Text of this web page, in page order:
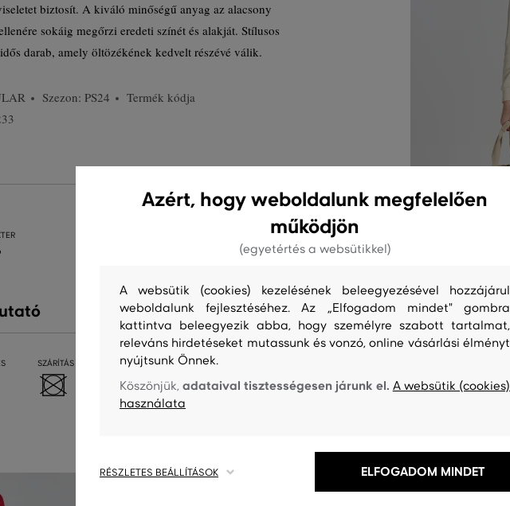
biztosít. A kiváló minőségű anyag az alacsony
sokáig megőrzi eredeti színét és alakját. Stílusos
darab, amely öltözékének kedvelt részévé válik.
Szezon: PS24
Termék kódja
SZÁRÍTÁS VASALÁS TISZTÍTÁS
Azért, hogy weboldalunk megfelelően
működjön
(egyetértés a websütikkel)
A websütik (cookies) kezelésének beleegyezésével hozzájárul
weboldalunk fejlesztéséhez. Az „Elfogadom mindet" gombra
kattintva beleegyezik abba, hogy személyre szabott tartalmat,
releváns hirdetéseket mutassunk és vonzó, online vásárlási élményt
nyújtsunk Önnek.
Köszönjük,adataival tisztességesen járunk el. A websütik (cookies)
használata
RÉSZLETES BEÁLLÍTÁSOK ELFOGADOM MINDET